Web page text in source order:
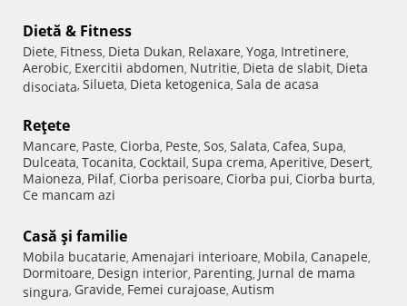
Dietă & Fitness
Diete, Fitness, Dieta Dukan, Relaxare, Yoga, Intretinere,
Aerobic, Exercitii abdomen, Nutritie, Dieta de slabit, Dieta
disociata, Silueta, Dieta ketogenica, Sala de acasa
Reţete
Mancare, Paste, Ciorba, Peste, Sos, Salata, Cafea, Supa,
Dulceata, Tocanita, Cocktail, Supa crema, Aperitive, Desert,
Maioneza, Pilaf, Ciorba perisoare, Ciorba pui, Ciorba burta,
Ce mancam azi
Casă şi familie
Mobila bucatarie, Amenajari interioare, Mobila, Canapele,
Dormitoare, Design interior, Parenting, Jurnal de mama
singura, Gravide, Femei curajoase, Autism